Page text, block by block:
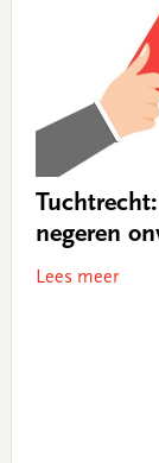
negeren
Lees meer